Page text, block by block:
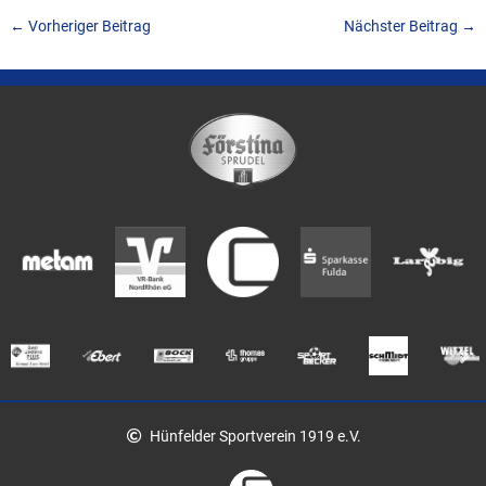
← Vorheriger Beitrag Nächster Beitrag →
Hünfelder Sportverein 1919 e.V.